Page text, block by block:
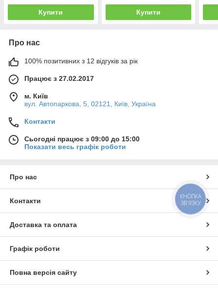
Купити Купити
Про нас
100% позитивних з 12 відгуків за рік
Працює з 27.02.2017
м. Київ
вул. Автопаркова, 5, 02121, Київ, Україна
Контакти
Сьогодні працює з 09:00 до 15:00
Показати весь графік роботи
Про нас
Контакти
Доставка та оплата
Графік роботи
Повна версія сайту
КНОПКА
ЗВ'ЯЗКУ